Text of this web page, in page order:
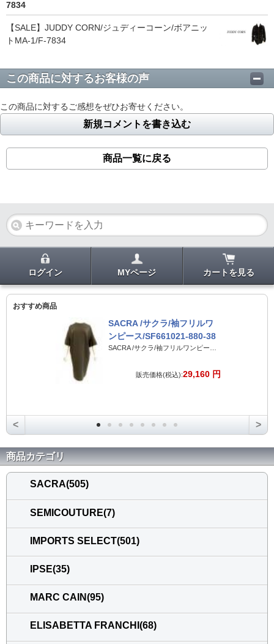
7834
【SALE】JUDDY CORN/ジュディーコーン/ボアニッ
トMA-1/F-7834
この商品に対するお客様の声
この商品に対するご感想をぜひお寄せください。
新規コメントを書き込む
商品一覧に戻る
ログイン MYページ カートを見る
おすすめ商品
SACRA /サクラ/袖フリルワ
ンピース/SF661021-880-38
販売価格(税込):29,160 円
< >
商品カテゴリ
SACRA(505)
SEMICOUTURE(7)
IMPORTS SELECT(501)
IPSE(35)
MARC CAIN(95)
ELISABETTA FRANCHI(68)